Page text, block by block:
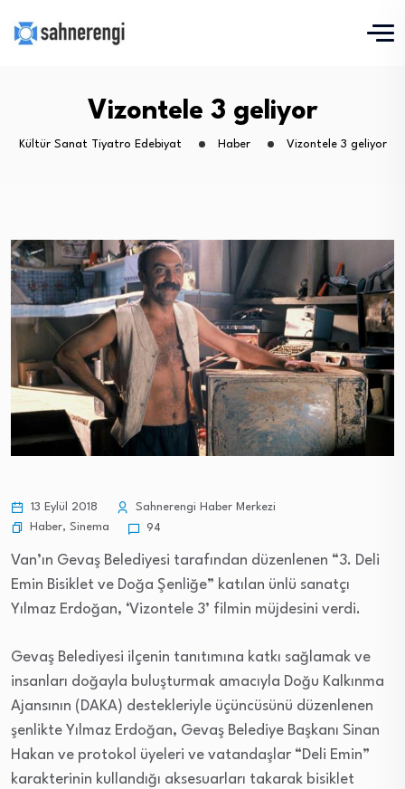
Vizontele 3 geliyor
Kültür Sanat Tiyatro Edebiyat Haber Vizontele 3 geliyor
13 Eylül 2018
Sahnerengi Haber Merkezi
Haber, Sinema 94
Van’ın Gevaş Belediyesi tarafından düzenlenen “3. Deli
Emin Bisiklet ve Doğa Şenliğe” katılan ünlü sanatçı
Yılmaz Erdoğan, ‘Vizontele 3’ filmin müjdesini verdi.
Gevaş Belediyesi ilçenin tanıtımına katkı sağlamak ve
insanları doğayla buluşturmak amacıyla Doğu Kalkınma
Ajansının (DAKA) destekleriyle üçüncüsünü düzenlenen
şenlikte Yılmaz Erdoğan, Gevaş Belediye Başkanı Sinan
Hakan ve protokol üyeleri ve vatandaşlar “Deli Emin”
karakterinin kullandığı aksesuarları takarak bisiklet